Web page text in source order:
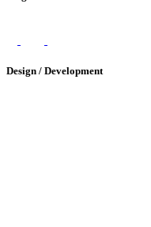
Design / Development